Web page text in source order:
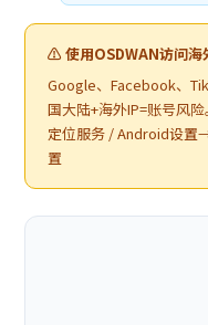
⚠️ 使用OSDWAN访问海
Google、Facebook、
国大陆+海外IP=账号风
定位服务 / Android设
置